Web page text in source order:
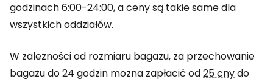
godzinach 6:00-24:00, a ceny są takie same dla
wszystkich oddziałów.
W zależności od rozmiaru bagażu, za przechowanie
bagażu do 24 godzin można zapłacić od25 cnydo